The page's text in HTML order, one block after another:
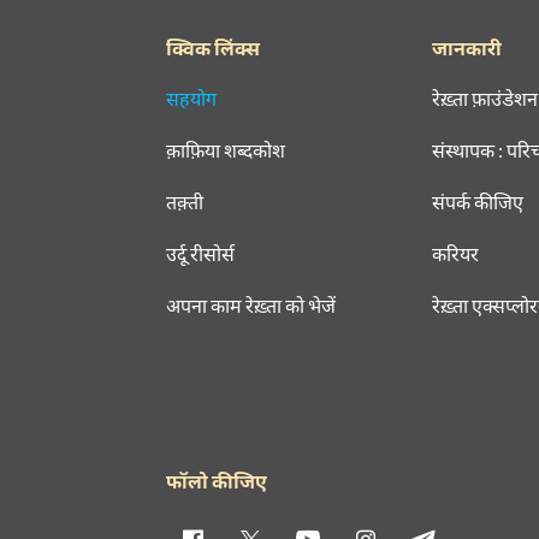
क्विक लिंक्स
सहयोग
क़ाफ़िया शब्दकोश
तक़्ती
उर्दू रीसोर्स
अपना काम रेख़्ता को भेजें
जानकारी
रेख़्ता फ़ाउंडेशन
संस्थापक :
संपर्क कीजिए
करियर
रेख़्ता
फॉलो कीजिए